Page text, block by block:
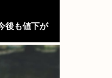
後も値下が